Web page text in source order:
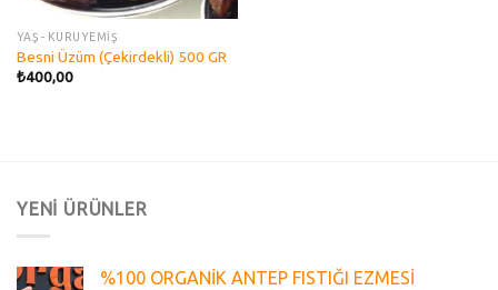
YAŞ - KURUYEMİŞ
Besni Üzüm (Çekirdekli) 500 GR
₺400,00
YENİ ÜRÜNLER
%100 ORGANİK ANTEP FISTIĞI EZMESİ